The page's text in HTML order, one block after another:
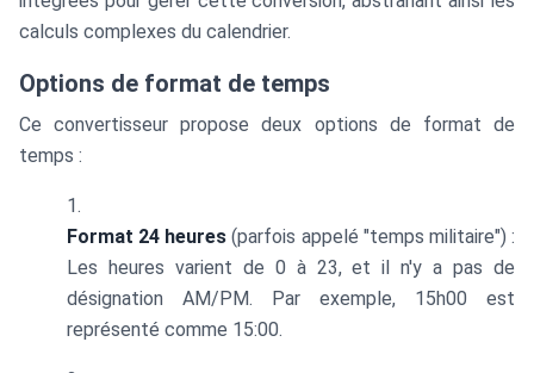
calculs complexes du calendrier.
Options de format de temps
Ce convertisseur propose deux options de format de
temps :
Format 24 heures (parfois appelé "temps militaire") :
Les heures varient de 0 à 23, et il n'y a pas de
désignation AM/PM. Par exemple, 15h00 est
représenté comme 15:00.